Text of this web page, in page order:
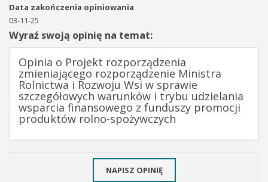
Data zakończenia opiniowania
03-11-25
Wyraź swoją opinię na temat:
Opinia o Projekt rozporządzenia
zmieniającego rozporządzenie Ministra
Rolnictwa i Rozwoju Wsi w sprawie
szczegółowych warunków i trybu udzielania
wsparcia finansowego z funduszy promocji
produktów rolno-spożywczych
NAPISZ OPINIĘ